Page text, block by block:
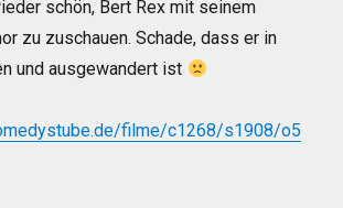
schön, Bert Rex mit seinem
zu zuschauen. Schade, dass er in
und ausgewandert ist
filme/c1268/s1908/o5